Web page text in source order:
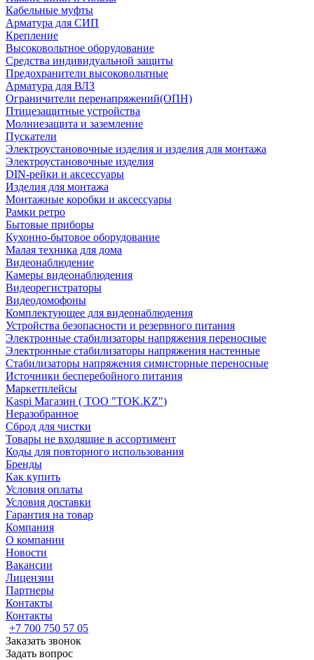
Кабельные муфты
Арматура для СИП
Крепление
Высоковольтное оборудование
Средства индивидуальной защиты
Предохранители высоковольтные
Арматура для ВЛЗ
Ограничители перенапряжений(ОПН)
Птицезащитные устройства
Молниезащита и заземление
Пускатели
Электроустановочные изделия и изделия для монтажа
Электроустановочные изделия
DIN-рейки и аксессуары
Изделия для монтажа
Монтажные коробки и аксессуары
Рамки ретро
Бытовые приборы
Кухонно-бытовое оборудование
Малая техника для дома
Видеонаблюдение
Камеры видеонаблюдения
Видеорегистраторы
Видеодомофоны
Комплектующее для видеонаблюдения
Устройства безопасности и резервного питания
Электронные стабилизаторы напряжения переносные
Электронные стабилизаторы напряжения настенные
Стабилизаторы напряжения симисторные переносные
Источники бесперебойного питания
Маркетплейсы
Kaspi Магазин ( ТОО "TOK.KZ")
Неразобранное
Сброд для чистки
Товары не входящие в ассортимент
Коды для повторного использования
Бренды
Как купить
Условия оплаты
Условия доставки
Гарантия на товар
Компания
О компании
Новости
Вакансии
Лицензии
Партнеры
Контакты
Контакты
+7 700 750 57 05
Заказать звонок
Задать вопрос